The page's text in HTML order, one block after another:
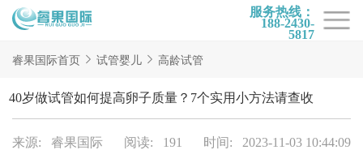
服务热线：
188-2430-
5817
首页
试管项目
试管百科
睿果国际首页 试管婴儿 高龄试管
40岁做试管如何提高卵子质量？7个实用小方法请查收
来源: 睿果国际 阅读: 191 时间: 2023-11-03 10:44:09